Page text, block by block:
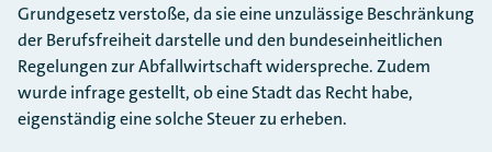
Grundgesetz verstoße, da sie eine unzulässige Beschränkung
der Berufsfreiheit darstelle und den bundeseinheitlichen
Regelungen zur Abfallwirtschaft widerspreche. Zudem
wurde infrage gestellt, ob eine Stadt das Recht habe,
eigenständig eine solche Steuer zu erheben.